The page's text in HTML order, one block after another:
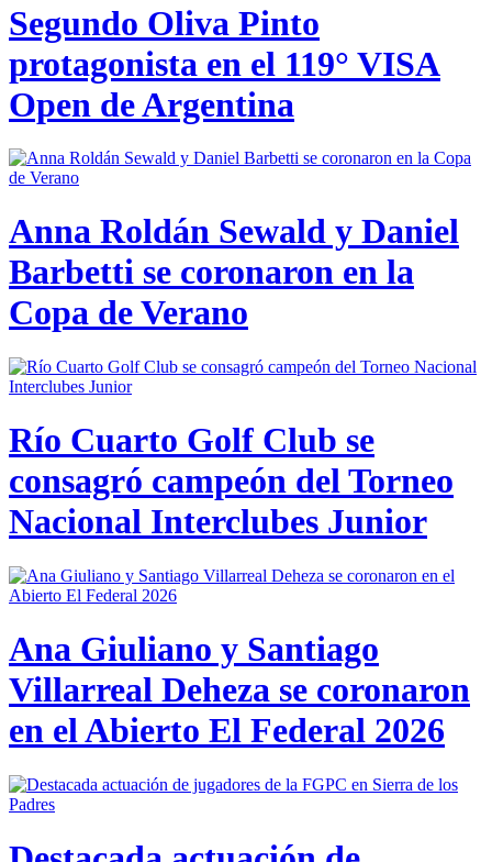
Segundo Oliva Pinto
protagonista en el 119° VISA
Open de Argentina
Anna Roldán Sewald y Daniel
Barbetti se coronaron en la
Copa de Verano
Río Cuarto Golf Club se
consagró campeón del Torneo
Nacional Interclubes Junior
Ana Giuliano y Santiago
Villarreal Deheza se coronaron
en el Abierto El Federal 2026